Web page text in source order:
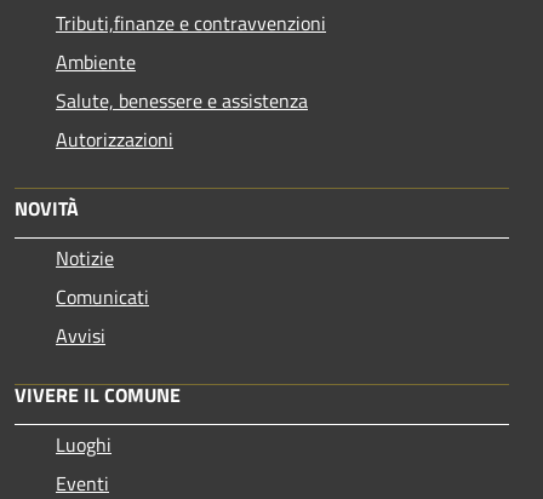
Tributi,finanze e contravvenzioni
Ambiente
Salute, benessere e assistenza
Autorizzazioni
NOVITÀ
Notizie
Comunicati
Avvisi
VIVERE IL COMUNE
Luoghi
Eventi